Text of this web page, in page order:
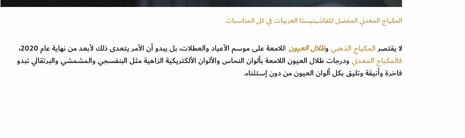
المكياج المعدني المفضل للفاشينيستا العربيات في كل المناسبات
لا يقتصرالمكياج الذهبيوظلال العيوناللامعة على موسم الأعياد والعطلات، بل يبدو أن الأمر يتعدى ذلك لأبعد من نهاية عام 2020،
فالمكياج المعدنيودرجات ظلال العيون اللامعة بألوان النحاس والألوان الألكتريكية الزاهية مثل البنفسجي والمشمشي والبرتقالي تبدو
فاخرة وأنيقة وتليق بكل ألوان العيون من دون إستثناء.